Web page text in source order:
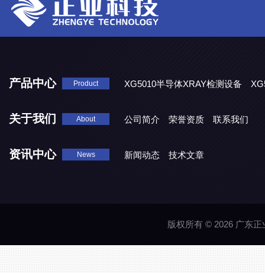
产品中心 Product XG5010半导体XRAY检测设备
关于我们 About 公司简介 荣誉资质 联系我们
资讯中心 News 新闻动态 技术文章
版权所有 © 2026 广东